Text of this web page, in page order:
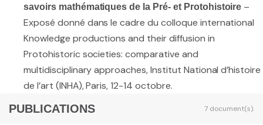
savoirs mathématiques de la Pré- et Protohistoire –
Exposé donné dans le cadre du colloque international
Knowledge productions and their diffusion in
Protohistoric societies: comparative and
multidisciplinary approaches, Institut National d’histoire
de l’art (INHA), Paris, 12-14 octobre.
PUBLICATIONS 7 document(s).